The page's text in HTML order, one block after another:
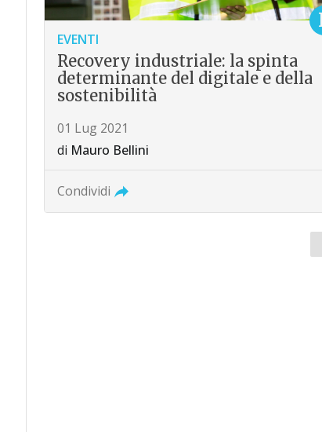
EVENTI
Recovery industriale: la spinta
determinante del digitale e della
sostenibilità
01 Lug 2021
di Mauro Bellini
Condividi